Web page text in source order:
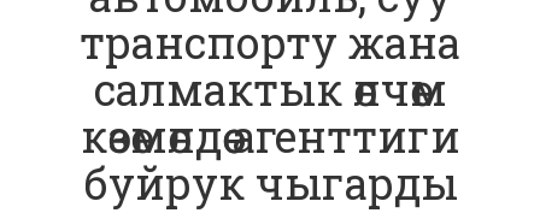
транспорту жана
салмактык өлчөм
көзөмөлдөө агенттиги
буйрук чыгарды